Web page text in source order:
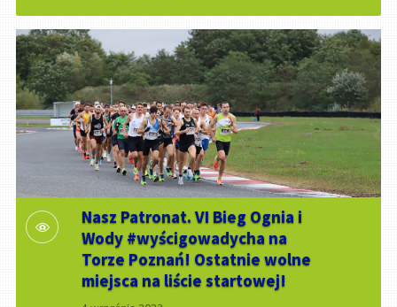
Nasz Patronat. VI Bieg Ognia i
Wody #wyścigowadycha na
Torze Poznań! Ostatnie wolne
miejsca na liście startowej!